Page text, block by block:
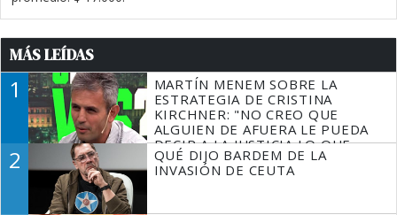
MÁS LEÍDAS
1
MARTÍN MENEM SOBRE LA
ESTRATEGIA DE CRISTINA
KIRCHNER: "NO CREO QUE
ALGUIEN DE AFUERA LE PUEDA
DECIR A LA JUSTICIA LO QUE
TIENE QUE HACER"
2
QUÉ DIJO BARDEM DE LA
INVASIÓN DE CEUTA